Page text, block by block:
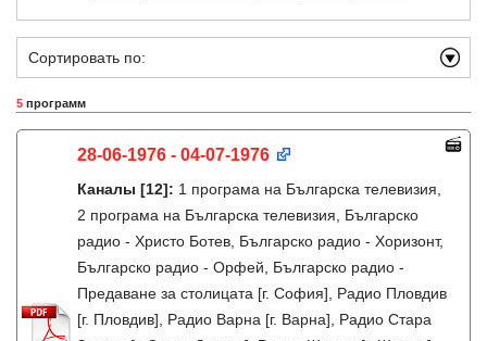
Сортировать по:
5 программ
28-06-1976 - 04-07-1976
Каналы [12]: 1 програма на Българска телевизия,
2 програма на Българска телевизия, Българско
радио - Христо Ботев, Българско радио - Хоризонт,
Българско радио - Орфей, Българско радио -
Предаване за столицата [г. София], Радио Пловдив
[г. Пловдив], Радио Варна [г. Варна], Радио Стара